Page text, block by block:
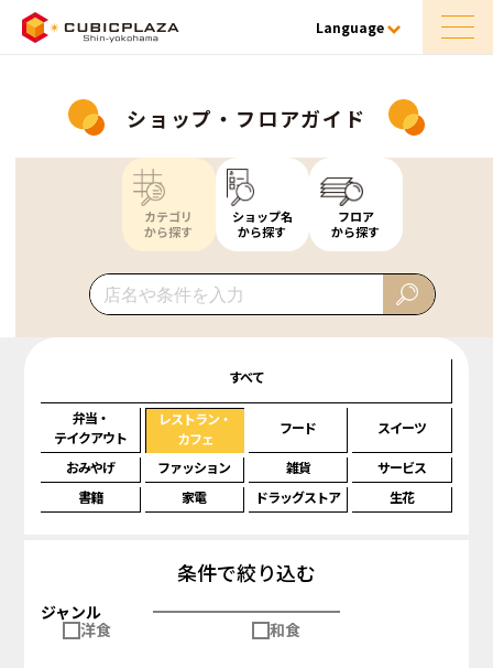
Language
ショップ・フロアガイド
カテゴリ
から探す
ショップ名
から探す
フロア
から探す
すべて
弁当・
テイクアウト
レストラン・
カフェ
フード スイーツ
おみやげ ファッション 雑貨
サービス
書籍
家電 ドラッグストア 生花
条件で絞り込む
ジャンル
洋食
和食